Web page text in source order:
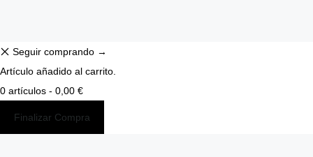
Seguir comprando →
Artículo añadido al carrito.
0 artículos - 0,00 €
Finalizar Compra